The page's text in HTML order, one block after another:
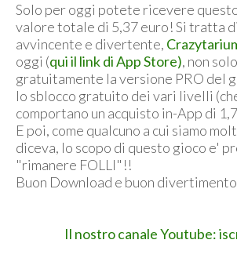
Solo per oggi potete ricevere
valore totale di 5,37 euro! Si tratta
avvincente e divertente,
oggi (qui il link di App Store), non
gratuitamente la versione PRO del
lo sblocco gratuito dei vari livelli
comportano un acquisto in-App di
E poi, come qualcuno a cui siamo
diceva, lo scopo di questo gioco e'
"rimanere FOLLI"!!
Buon Download e buon
Il nostro canale Youtube: